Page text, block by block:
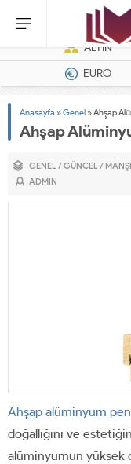
Dizel Jeneratörler
ALTIN
EURO
Anasayfa »Genel »Ahşap
Ahşap
GENEL/GÜNCEL/
ADMIN
Ahşap alüminyum
doğallığını ve
alüminyumun yüksek